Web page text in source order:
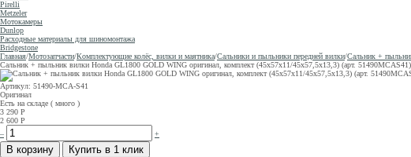
Pirelli
Metzeler
Мотокамеры
Dunlop
Расходные материалы для шиномонтажа
Bridgestone
Главная/Мотозапчасти/Комплектующие колёс, вилки и маятника/Сальники и пыльники передней вилки/Сальник +
Сальник + пыльник вилки Honda GL1800 GOLD WING оригинал, комплект (45x57x11/45x57,5x13,3) (арт.
Артикул: 51490-MCA-S41
Оригинал
Есть на складе ( много )
3 290 Р
2 600 Р
–
+